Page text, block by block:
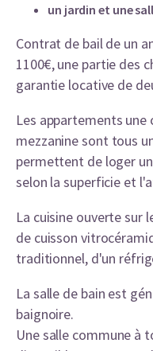
un jardin et une
Contrat de bail de un
1100€, une partie des
garantie locative de
Les appartements une
mezzanine sont tous
permettent de loger
selon la superficie et
La cuisine ouverte sur
de cuisson
traditionnel, d'un
La salle de bain est
baignoire.
Une salle commune à